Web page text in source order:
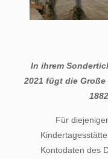
In ihrem
2021 fügt die
Für
Kontodaten des